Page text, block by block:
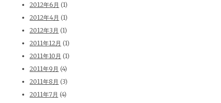
2012年6月 (1)
2012年4月 (1)
2012年3月 (1)
2011年12月 (1)
2011年10月 (1)
2011年9月 (4)
2011年8月 (3)
2011年7月 (4)